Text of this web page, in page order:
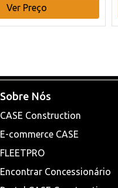
Ver Preço
Sobre Nós
CASE Construction
E-commerce CASE
FLEETPRO
Encontrar Concessionário